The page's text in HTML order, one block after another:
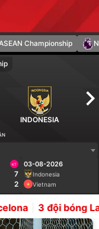
Championship
INDONESIA
KT
7
2
03-08-2026
Indonesia
Vietnam
La Liga tranh